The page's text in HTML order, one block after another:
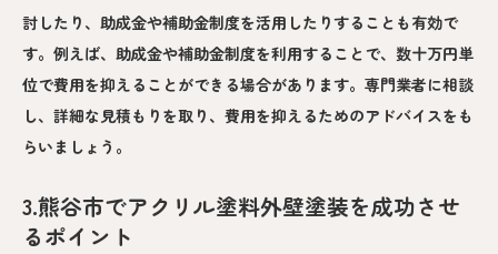
討したり、助成金や補助金制度を活用したりすることも有効で
す。例えば、助成金や補助金制度を利用することで、数十万円単
位で費用を抑えることができる場合があります。専門業者に相談
し、詳細な見積もりを取り、費用を抑えるためのアドバイスをも
らいましょう。
3.熊谷市でアクリル塗料外壁塗装を成功させ
るポイント